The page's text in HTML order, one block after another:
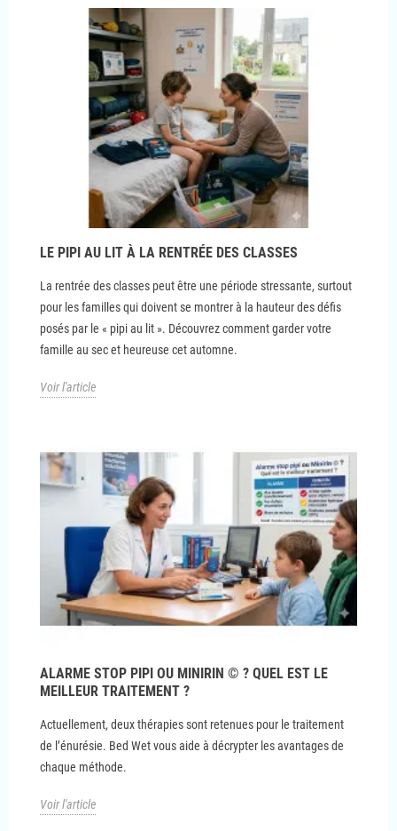
LE PIPI AU LIT À LA RENTRÉE DES CLASSES
La rentrée des classes peut être une période stressante, surtout
pour les familles qui doivent se montrer à la hauteur des défis
posés par le « pipi au lit ». Découvrez comment garder votre
famille au sec et heureuse cet automne.
Voir l'article
ALARME STOP PIPI OU MINIRIN © ? QUEL EST LE
MEILLEUR TRAITEMENT ?
Actuellement, deux thérapies sont retenues pour le traitement
de l’énurésie. Bed Wet vous aide à décrypter les avantages de
chaque méthode.
Voir l'article